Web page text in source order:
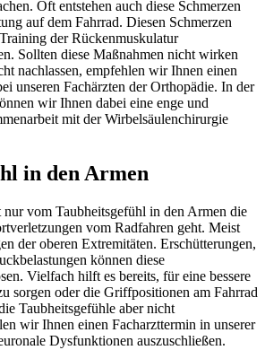
Oft entstehen auch diese Schmerzen
auf dem Fahrrad. Diesen Schmerzen
der Rückenmuskulatur
Sollten diese Maßnahmen nicht wirken
nachlassen, empfehlen wir Ihnen einen
unseren Fachärzten der Orthopädie. In der
wir Ihnen dabei eine enge und
mit der Wirbelsäulenchirurgie
in den Armen
vom Taubheitsgefühl in den Armen die
vom Radfahren geht. Meist
der oberen Extremitäten. Erschütterungen,
können diese
Vielfach hilft es bereits, für eine bessere
sorgen oder die Griffpositionen am Fahrrad
Taubheitsgefühle aber nicht
wir Ihnen einen Facharzttermin in unserer
Dysfunktionen auszuschließen.